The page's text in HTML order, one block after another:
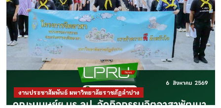
งานประชาสัมพันธ์ มหาวิทยาลัยราชภัฏลำปาง